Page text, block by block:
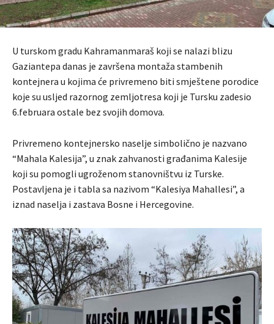
U turskom gradu Kahramanmaraš koji se nalazi blizu
Gaziantepa danas je završena montaža stambenih
kontejnera u kojima će privremeno biti smještene porodice
koje su usljed razornog zemljotresa koji je Tursku zadesio
6.februara ostale bez svojih domova.
Privremeno kontejnersko naselje simbolično je nazvano
“Mahala Kalesija”, u znak zahvanosti građanima Kalesije
koji su pomogli ugroženom stanovništvu iz Turske.
Postavljena je i tabla sa nazivom “Kalesiya Mahallesi”, a
iznad naselja i zastava Bosne i Hercegovine.